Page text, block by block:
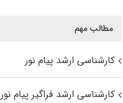
مطالب مهم
کارشناسی ارشد پیام نور
کارشناسی ارشد فراگیر پیام نور